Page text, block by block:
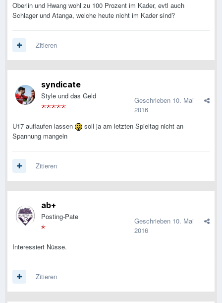
Oberlin und Hwang wohl zu 100 Prozent im Kader, evtl auch
Schlager und Atanga, welche heute nicht im Kader sind?
Zitieren
syndicate
Style und das Geld Geschrieben 10. Mai
2016
U17 auflaufen lassen
soll ja am letzten Spieltag nicht an
Spannung mangeln
Zitieren
ab+
Posting-Pate Geschrieben 10. Mai
2016
Interessiert Nüsse.
Zitieren